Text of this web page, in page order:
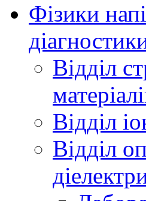
Фізики
Відділ
Відділ
Відділ